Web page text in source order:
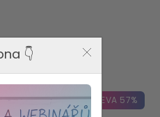
SLEVA 57%
👇